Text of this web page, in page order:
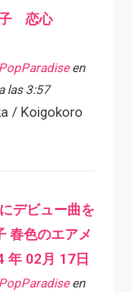
子 恋心
en
las 3:57
/ Koigokoro
デビュー曲を
春色のエアメ
年 02月 17日
en